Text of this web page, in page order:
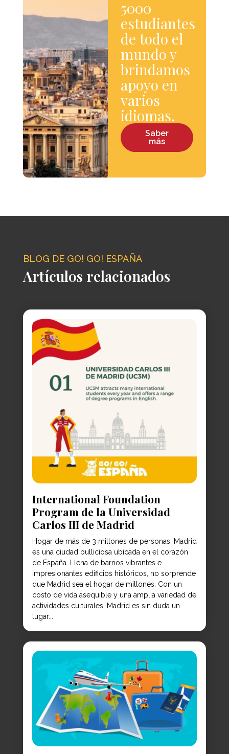
5000
estudiantes
de todo el
mundo y
brindamos
apoyo en
varios
idiomas.
Saber
más
BLOG DE GO! GO! ESPAÑA
Artículos relacionados
International Foundation
Program de la Universidad
Carlos III de Madrid
Hogar de más de 3 millones de personas, Madrid
es una ciudad bulliciosa ubicada en el corazón
de España. Llena de barrios vibrantes e
impresionantes edificios históricos, no sorprende
que Madrid sea el hogar de millones. Con un
costo de vida asequible y una amplia variedad de
actividades culturales, Madrid es sin duda un
lugar...